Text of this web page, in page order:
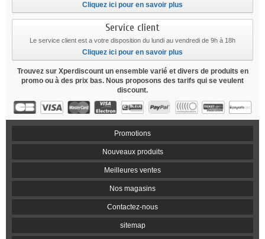
Cliquez ici pour en savoir plus
Service client
Le service client est a votre disposition du lundi au vendredi de 9h à 18h
Cliquez ici pour en savoir plus
Trouvez sur Xperdiscount un ensemble varié et divers de produits en
promo ou à des prix bas. Nous proposons des tarifs qui se veulent
discount.
Promotions
Nouveaux produits
Meilleures ventes
Nos magasins
Contactez-nous
sitemap